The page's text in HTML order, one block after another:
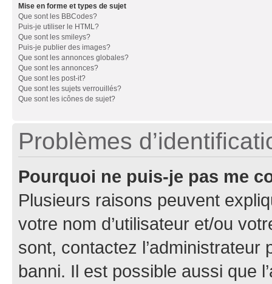
Mise en forme et types de sujet
Que sont les BBCodes?
Puis-je utiliser le HTML?
Que sont les smileys?
Puis-je publier des images?
Que sont les annonces globales?
Que sont les annonces?
Que sont les post-it?
Que sont les sujets verrouillés?
Que sont les icônes de sujet?
Problèmes
Pourquoi ne puis-je pas me
Plusieurs raisons peuvent
votre nom d’utilisateur et/ou
sont, contactez l’administrateur
banni. Il est possible aussi que